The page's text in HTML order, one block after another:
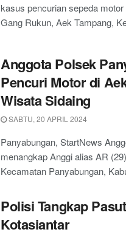
kasus pencurian sepeda
Gang Rukun, Aek Tampang,
Anggota Polsek
Pencuri Motor di
Wisata Sidaing
SABTU, 20 APRIL 2024
Panyabungan, StartNews
menangkap Anggi alias AR
Kecamatan Panyabungan,
Polisi Tangkap
Kotasiantar